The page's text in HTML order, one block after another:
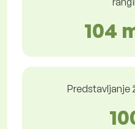
104
Predstavljanje